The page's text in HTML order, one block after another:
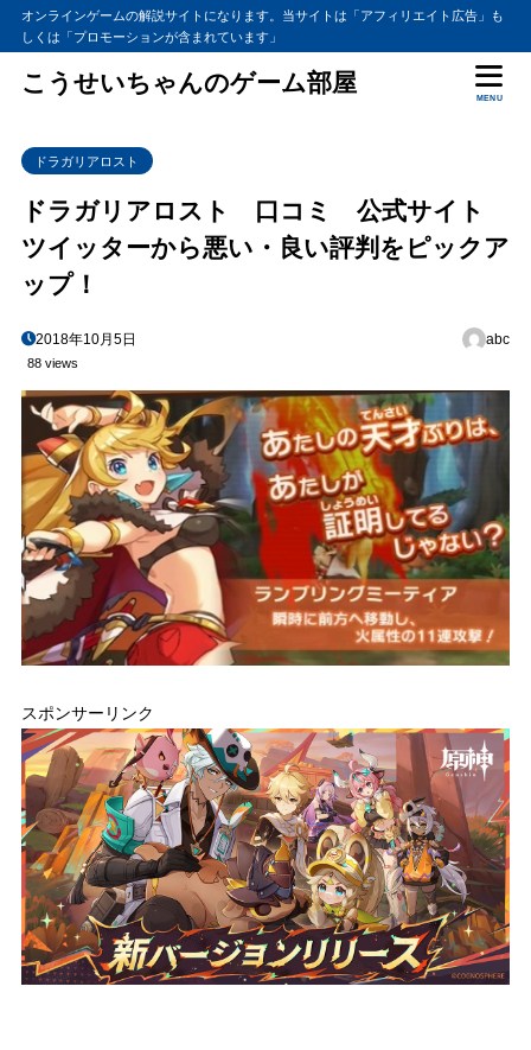
オンラインゲームの解説サイトになります。当サイトは「アフィリエイト広告」も
しくは「プロモーションが含まれています」
こうせいちゃんのゲーム部屋
MENU
ドラガリアロスト
ドラガリアロスト 口コミ 公式サイト
ツイッターから悪い・良い評判をピックア
ップ！
2018年10月5日 abc
88 views
スポンサーリンク